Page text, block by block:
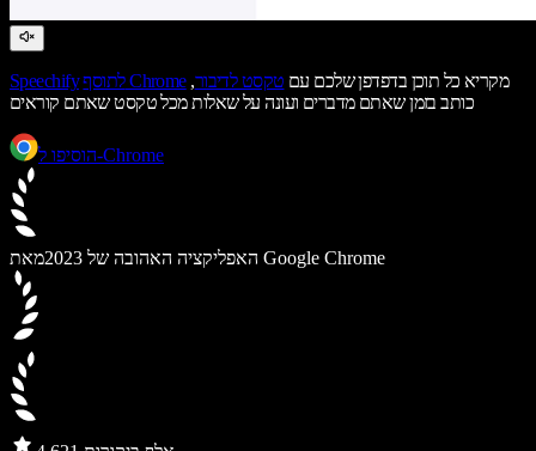
Speechify לתוסף Chrome מקריא כל תוכן בדפדפן שלכם עם טקסט לדיבור,
כותב בזמן שאתם מדברים ועונה על שאלות מכל טקסט שאתם קוראים
הוסיפו ל-Chrome
האפליקציה האהובה של 2023 מאת Google Chrome